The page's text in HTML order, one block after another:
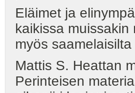
Eläimet ja
kaikissa
myös
Mattis S. Heattan
Perinteisen